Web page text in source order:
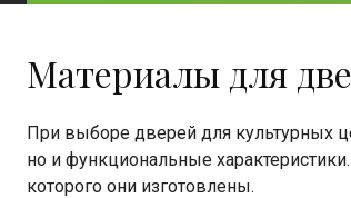
Материалы для
При выборе дверей для культурных
но и функциональные
которого они изготовлены.